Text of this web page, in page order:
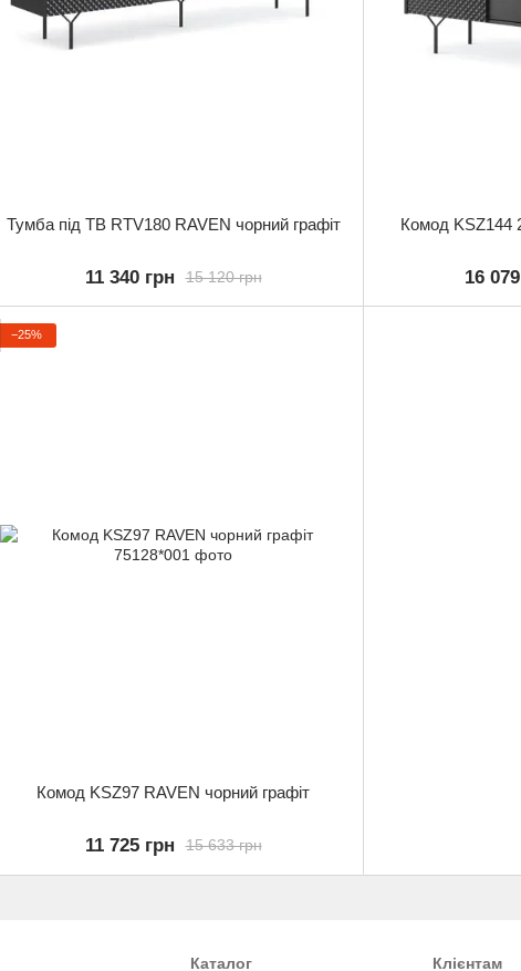
Тумба під ТВ RTV180 RAVEN чорний графіт
15 120 грн
11 340 грн
Комод KSZ144
16
−25%
Комод KSZ97 RAVEN чорний графіт
15 633 грн
11 725 грн
Каталог Клієнтам